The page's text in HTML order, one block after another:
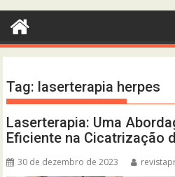
Tag: laserterapia herpes
Laserterapia: Uma
Eficiente na Cicatrização
30 de dezembro de 2023